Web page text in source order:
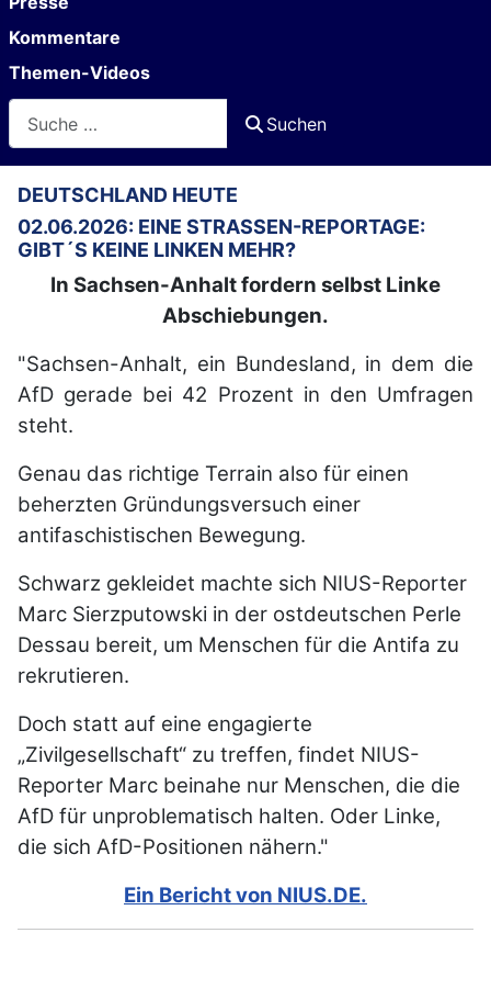
Kommentare
Themen-Videos
Suchen
DEUTSCHLAND HEUTE
02.06.2026: EINE STRASSEN-REPORTAGE: G
IBT´S KEINE LINKEN MEHR?
In Sachsen-Anhalt fordern selbst Linke
Abschiebungen.
"Sachsen-Anhalt, ein Bundesland, in dem die
AfD gerade bei 42 Prozent in den Umfragen
steht.
Genau das richtige Terrain also für einen
beherzten Gründungsversuch einer
antifaschistischen Bewegung.
Schwarz gekleidet machte sich NIUS-Reporter
Marc Sierzputowski in der ostdeutschen Perle
Dessau bereit, um Menschen für die Antifa zu
rekrutieren.
Doch statt auf eine engagierte
„Zivilgesellschaft“ zu treffen, findet NIUS-
Reporter Marc beinahe nur Menschen, die die
AfD für unproblematisch halten. Oder Linke,
die sich AfD-Positionen nähern."
Ein Bericht von NIUS.DE.